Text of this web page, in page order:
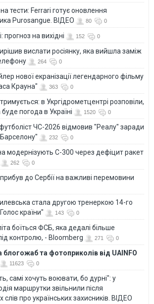
тести: Ferrari готує оновлення
Purosangue. ВІДЕО
80 0
прогноз на вихідні 152 0
вислати росіянку, яка вийшла заміж
264 0
нової екранізації легендарного фільму
Крауна"
363 0
в Укргідрометцентрі розповіли,
погода в Україні
1520 0
ЧС-2026 відмовив "Реалу" заради
232 0
модернізують С-300 через дефіцит ракет
262 0
до Сербії на важливі перемовини
стала другою тренеркою 14-го
країни"
143 0
боїться ФСБ, яка дедалі більше
контролю, - Bloomberg
271 0
блогожаб та фотоприколів від UAINFO
11623 0
самі хочуть воювати, бо дурні": у
маршрутки звільнили після
про українських захисників. ВІДЕО